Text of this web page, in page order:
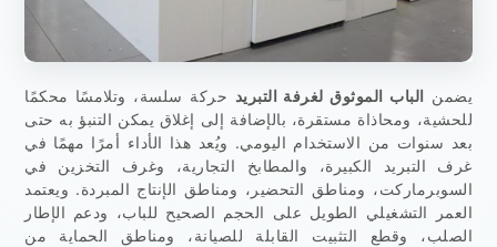
يضمن الباب الموثوق لغرفة التبريد حركة سلسة، وتلامسًا محكمًا
للحشية، ومحاذاة مستقرة، بالإضافة إلى إغلاق يمكن التنبؤ به حتى
بعد سنوات من الاستخدام اليومي. ويُعد هذا الأداء أمرًا مهمًا في
غرف التبريد الكبيرة، والمطابخ التجارية، وغرف التخزين في
السوبرماركت، ومناطق التحضير، ومناطق الإنتاج المبردة. ويعتمد
العمر التشغيلي الطويل على الحجم الصحيح للباب، ودعم الإطار
الصلب، وقطع التثبيت القابلة للصيانة، ومناطق الحماية من